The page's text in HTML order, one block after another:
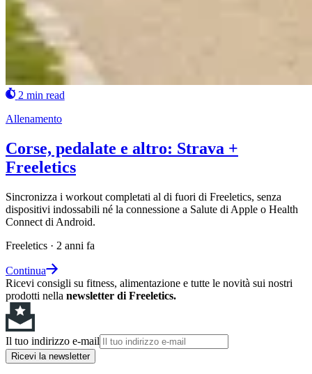
2 min read
Allenamento
Corse, pedalate e altro: Strava +
Freeletics
Sincronizza i workout completati al di fuori di Freeletics, senza
dispositivi indossabili né la connessione a Salute di Apple o Health
Connect di Android.
Freeletics · 2 anni fa
Continua
Ricevi consigli su fitness, alimentazione e tutte le novità sui nostri
prodotti nella newsletter di Freeletics.
Il tuo indirizzo e-mail
Ricevi la newsletter